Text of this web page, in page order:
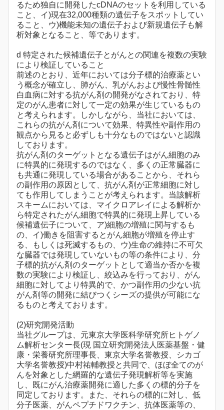
るため独自に開発したcDNAのセットを利用している
こと、イ)現在32,000種類の遺伝子をスポットしてい
ること、ウ)機能未知の遺伝子および新規遺伝子も解
析対象となること、等であります。
d 特定された候補遺伝子とがんとの関連を複数の実験
により検証していること
前述のとおり、近年においては分子標的治療薬とい
う概念が確立し、肺がん、乳がんおよび慢性骨髄性
白血病に対する抗がん剤の開発がなされており、特
定のがん患者に対して一定の効果が生じているもの
と考えられます。しかしながら、当社においては、
これらの抗がん剤について効果、特異性や副作用の
観点から見ると必ずしも十分なものではないと認識
しております。
抗がん剤のターゲットとなる遺伝子はがん細胞のみ
に特異的に発現するのではなく、多くの正常臓器に
も共通に発現している場合があることから、それら
の副作用の原因として、抗がん剤が正常細胞に対し
ても作用してしまうことが考えられます。当該解析
スキームにおいては、マイクロアレイによる解析か
ら特定されたがん細胞で特異的に発現上昇している
候補遺伝子について、ア)細胞の増殖に関与するも
の、イ)働きを阻害するとがん細胞が増殖を停止す
る、もしくは死滅するもの、ウ)生命の維持に不可欠
な臓器では発現していないもの等の条件により、分
子標的抗がん剤のターゲットとして適当か否かを複
数の実験により検証し、絞込みを行っており、がん
細胞に対してより特異的で、かつ副作用の少ない抗
がん剤等の開発に結びつくシーズの提供が可能にな
るものと考えております。
(2)研究開発活動
当社グループは、元東京大学医科学研究所ヒトゲノ
ム解析センター長(現 国立研究開発法人医薬基盤・健
康・栄養研究所理事長、東京大学名誉教授、シカゴ
大学名誉教授)中村祐輔教授と共同で、ほぼ全てのが
んを対象とした網羅的な遺伝子発現解析等を実施
し、既にがん治療薬開発に適した多くの標的分子を
同定しております。また、それらの標的に対し、低
分子医薬、がんペプチドワクチン、抗体医薬等の、